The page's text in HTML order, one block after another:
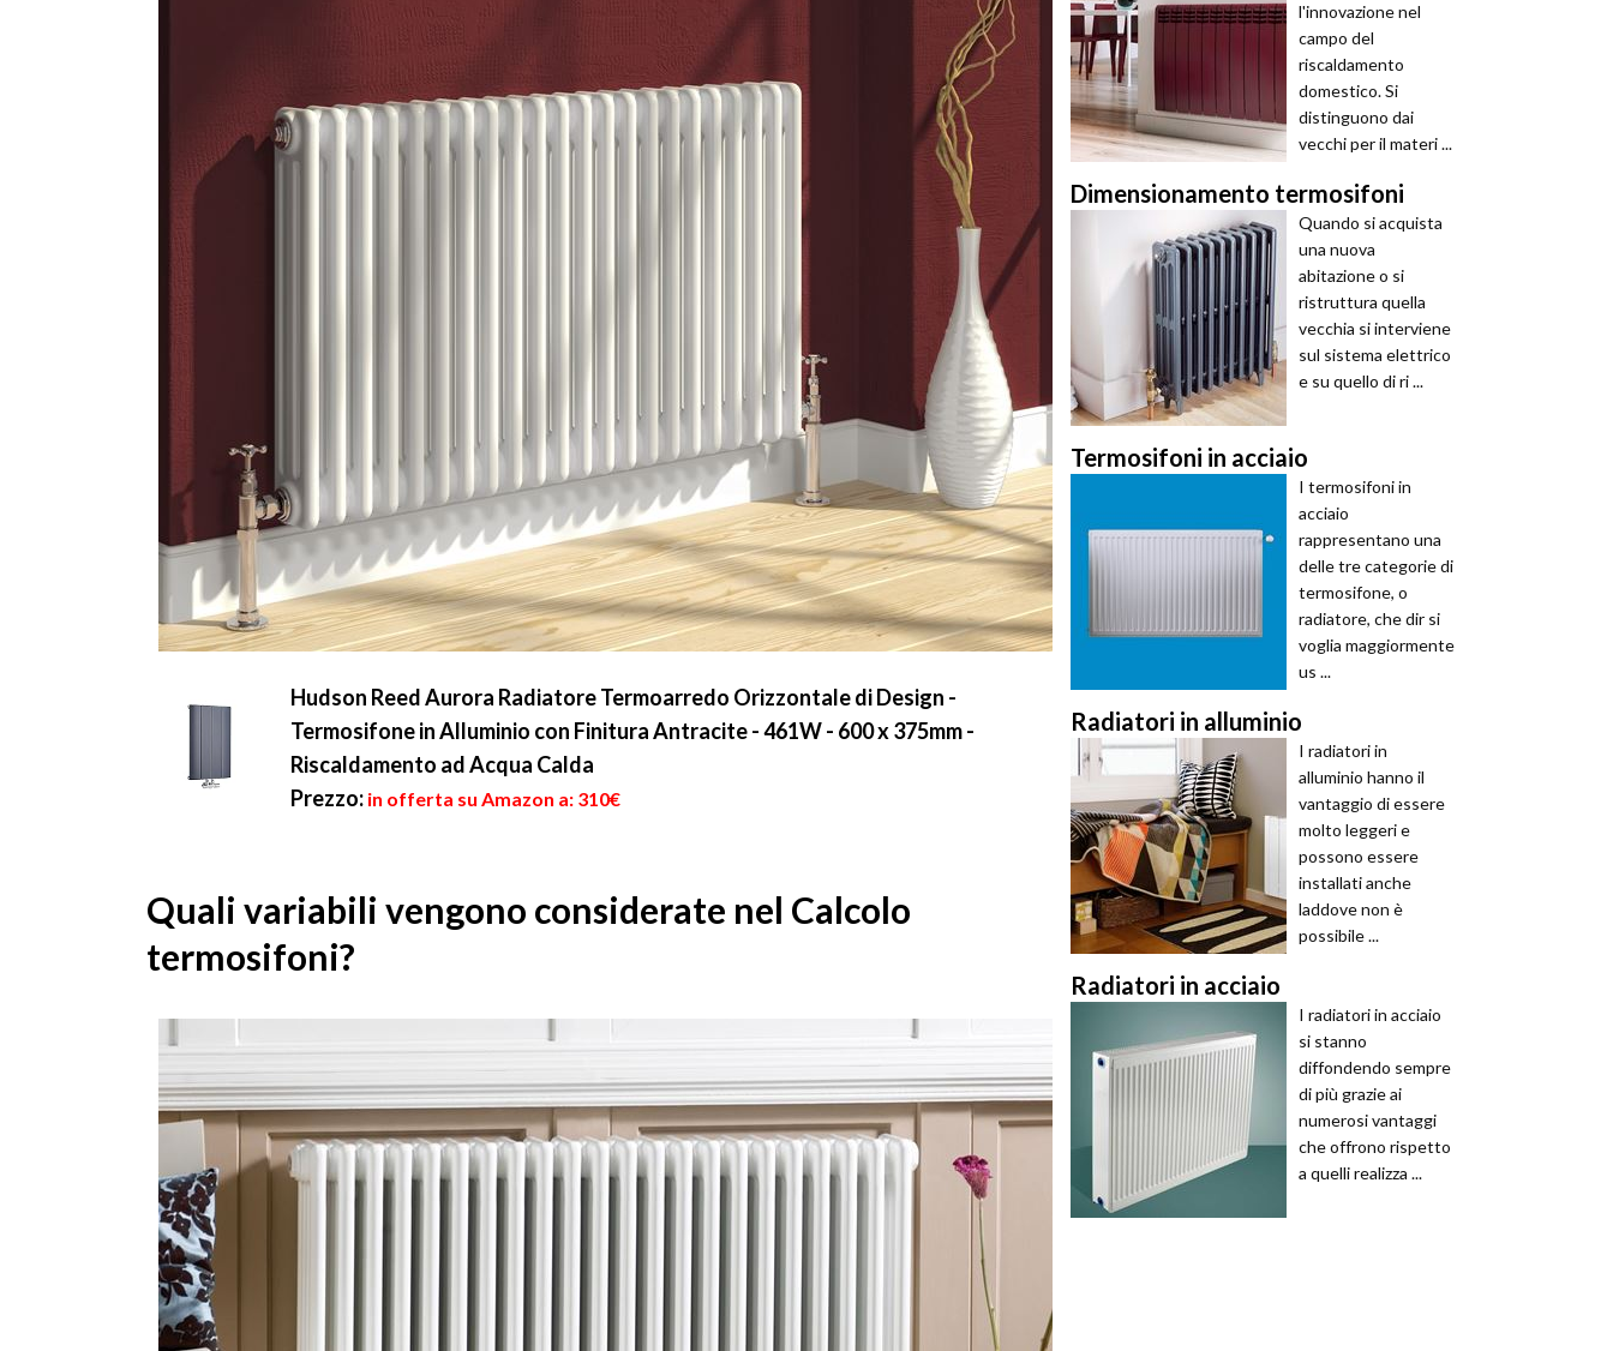
Hudson Reed Aurora Radiatore Termoarredo Orizzontale di Design -
Termosifone in Alluminio con Finitura Antracite - 461W - 600 x 375mm -
Riscaldamento ad Acqua Calda
Prezzo: in offerta su Amazon a: 310€
Quali variabili vengono considerate nel Calcolo
termosifoni?
l'innovazione nel
campo del
riscaldamento
domestico. Si
distinguono dai
vecchi per il materi ...
Dimensionamento termosifoni
Quando si acquista
una nuova
abitazione o si
ristruttura quella
vecchia si interviene
sul sistema elettrico
e su quello di ri ...
Termosifoni in acciaio
I termosifoni in
acciaio
rappresentano una
delle tre categorie di
termosifone, o
radiatore, che dir si
voglia maggiormente
us ...
Radiatori in alluminio
I radiatori in
alluminio hanno il
vantaggio di essere
molto leggeri e
possono essere
installati anche
laddove non è
possibile ...
Radiatori in acciaio
I radiatori in acciaio
si stanno
diffondendo sempre
di più grazie ai
numerosi vantaggi
che offrono rispetto
a quelli realizza ...